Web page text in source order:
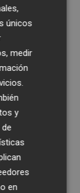
entrega de
de
únicos
medir
y
en